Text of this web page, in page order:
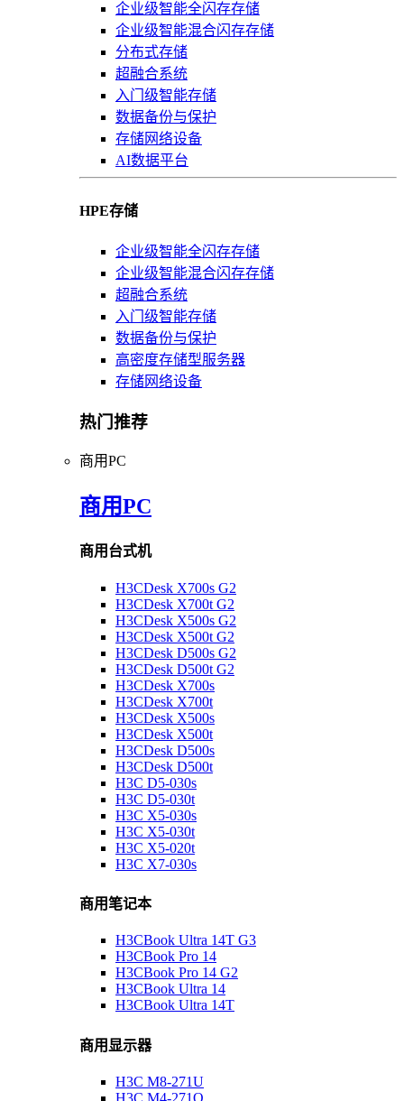
企业级智能全闪存存储
企业级智能混合闪存存储
分布式存储
超融合系统
入门级智能存储
数据备份与保护
存储网络设备
AI数据平台
HPE存储
企业级智能全闪存存储
企业级智能混合闪存存储
超融合系统
入门级智能存储
数据备份与保护
高密度存储型服务器
存储网络设备
热门推荐
商用PC
商用PC
商用台式机
H3CDesk X700s G2
H3CDesk X700t G2
H3CDesk X500s G2
H3CDesk X500t G2
H3CDesk D500s G2
H3CDesk D500t G2
H3CDesk X700s
H3CDesk X700t
H3CDesk X500s
H3CDesk X500t
H3CDesk D500s
H3CDesk D500t
H3C D5-030s
H3C D5-030t
H3C X5-030s
H3C X5-030t
H3C X5-020t
H3C X7-030s
商用笔记本
H3CBook Ultra 14T G3
H3CBook Pro 14
H3CBook Pro 14 G2
H3CBook Ultra 14
H3CBook Ultra 14T
商用显示器
H3C M8-271U
H3C M4-271Q